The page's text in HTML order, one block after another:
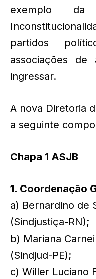
exemplo
partidos
associações de
ingressar.
A nova Diretoria
a seguinte
Chapa 1 ASJB
1. Coordenação
a) Bernardino de
(Sindjustiça-RN);
b) Mariana
(Sindjud-PE);
c) Willer Luciano